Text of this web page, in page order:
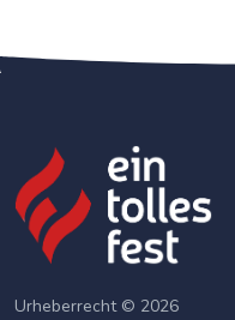
Urheberrecht © 2026